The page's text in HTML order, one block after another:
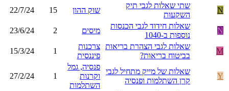
N
שתי שאלות לגבי תיק
השקעות
שוק ההון 15
22/7/24
N
שאלות חידוד לגבי הכנסות
נוספות ב-1040
מיסים 2
23/6/24
M
שאלות לגבי הצהרת בריאות
בביטוח בריאות?
צרכנות
פיננסית
1
15/3/24
Y
שאלות של מייק מתחיל לגבי
קרן השתלמות ופנסיה
פנסיה, גמל
וקרנות
השתלמות
1
27/2/24